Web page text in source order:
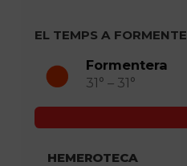
EL TEMPS A
Formentera
31° – 31°
HEMEROTECA